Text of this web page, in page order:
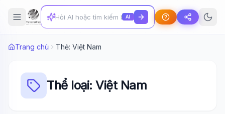
AI
Trang chủ Thẻ: Việt Nam
Thể loại: Việt Nam